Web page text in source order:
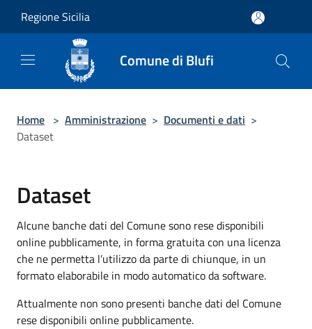
Regione Sicilia
Comune di Blufi
Home > Amministrazione > Documenti e dati >
Dataset
Dataset
Alcune banche dati del Comune sono rese disponibili
online pubblicamente, in forma gratuita con una licenza
che ne permetta l’utilizzo da parte di chiunque, in un
formato elaborabile in modo automatico da software.
Attualmente non sono presenti banche dati del Comune
rese disponibili online pubblicamente.